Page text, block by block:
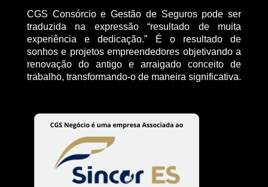
CGS Consórcio e Gestão de Seguros pode ser
traduzida na expressão “resultado de muita
experiência e dedicação.” É o resultado de
sonhos e projetos empreendedores objetivando a
renovação do antigo e arraigado conceito de
trabalho, transformando-o de maneira significativa.